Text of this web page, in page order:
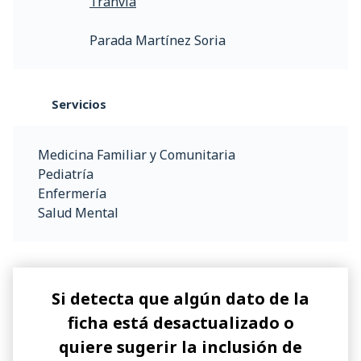
Parada Martínez Soria
Servicios
Medicina Familiar y Comunitaria
Pediatría
Enfermería
Salud Mental
Si detecta que algún dato de la
ficha está desactualizado o
quiere sugerir la inclusión de